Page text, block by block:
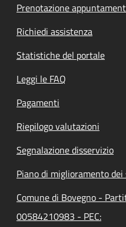
Prenotazione
Richiedi assistenza
Statistiche del portale
Leggi le FAQ
Pagamenti
Riepilogo valutazioni
Segnalazione disservizio
Piano di miglioramento dei
Comune di Bovegno -
00584210983 - PEC: